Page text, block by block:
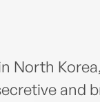
North
and